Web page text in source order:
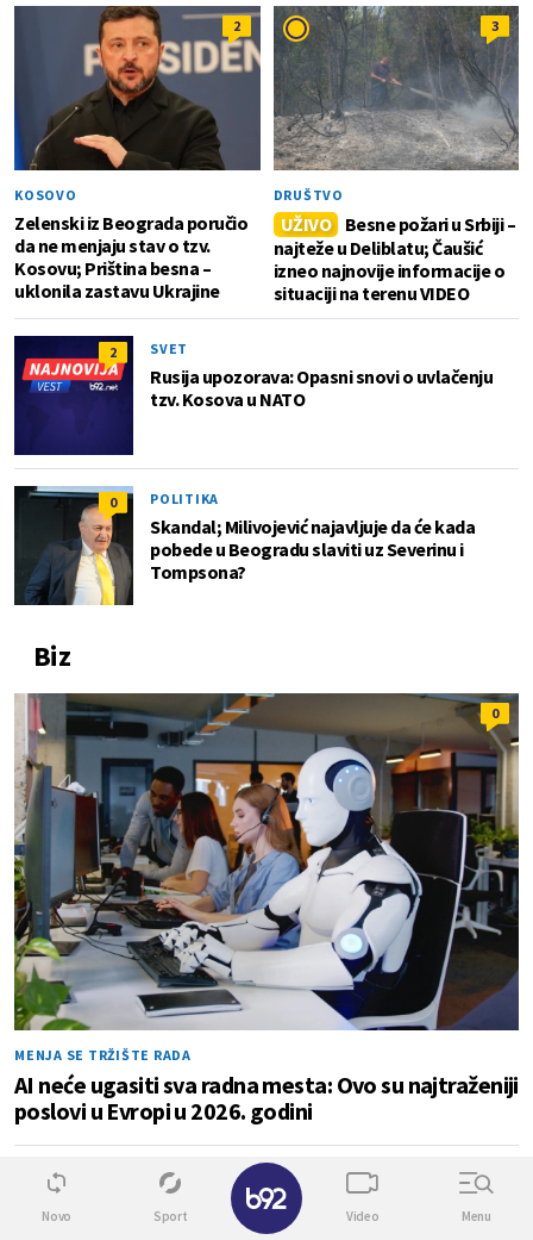
2
KOSOVO
Zelenski iz Beograda poručio
da ne menjaju stav o tzv.
Kosovu; Priština besna –
uklonila zastavu Ukrajine
3
DRUŠTVO
UŽIVO
Besne požari u Srbiji –
najteže u Deliblatu; Čaušić
izneo najnovije informacije o
situaciji na terenu VIDEO
2 SVET
Rusija upozorava: Opasni snovi o uvlačenju
tzv. Kosova u NATO
0 POLITIKA
Skandal; Milivojević najavljuje da će kada
pobede u Beogradu slaviti uz Severinu i
Tompsona?
Biz
0
MENJA SE TRŽIŠTE RADA
AI neće ugasiti sva radna mesta: Ovo su najtraženiji
poslovi u Evropi u 2026. godini
0
Novo Sport Video Menu
✕